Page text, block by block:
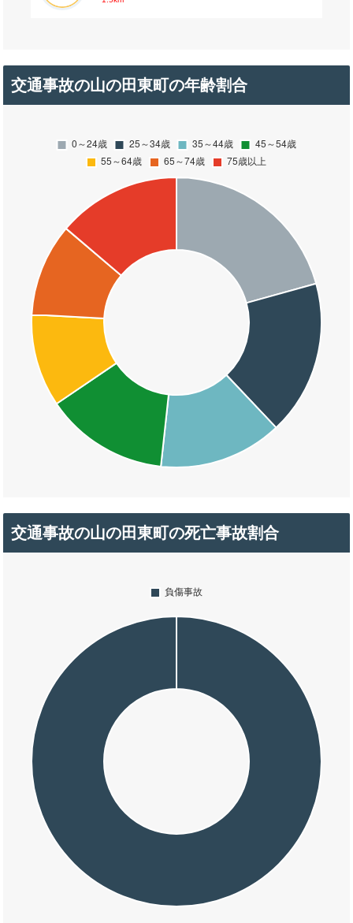
交通事故の山の田東町の年齢割合
交通事故の山の田東町の死亡事故割合